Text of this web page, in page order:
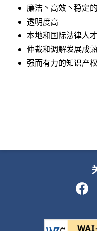
廉洁丶高效丶稳定
透明度高
本地和国际法律人
仲裁和调解发展成
强而有力的知识产